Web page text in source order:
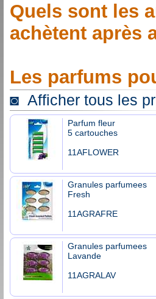
Quels sont les
achètent après
Les parfums
◙ Afficher tous les
Parfum fleur
5 cartouches
11AFLOWER
Granules parfumees
Fresh
11AGRAFRE
Granules parfumees
Lavande
11AGRALAV